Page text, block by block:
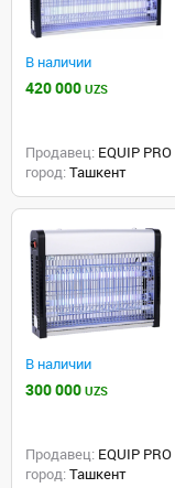
В наличии
420 000 UZS
Продавец: EQUIP PRO
город: Ташкент
В наличии
300 000 UZS
Продавец: EQUIP PRO
город: Ташкент